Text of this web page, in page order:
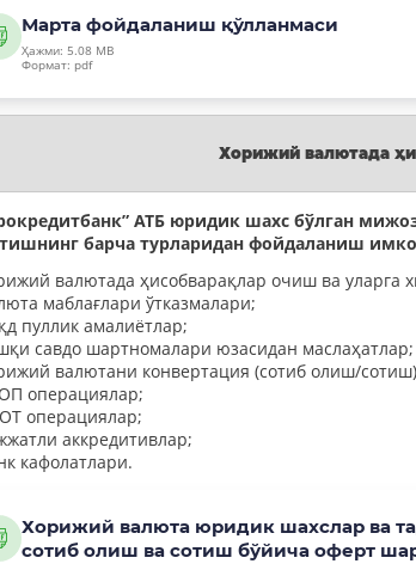
Марта фойдаланиш қўлланмаси
Ҳажми: 5.08 MB
Формат: pdf
Хорижий валютада
АТБ юридик шахс бўлган
барча турларидан фойдаланиш
валютада ҳисобварақлар очиш ва уларга
маблағлари ўтказмалари;
пуллик амалиётлар;
савдо шартномалари юзасидан маслаҳатлар;
валютани конвертация (сотиб олиш/
операциялар;
операциялар;
аккредитивлар;
кафолатлари.
Хорижий валюта юридик шахслар ва
сотиб олиш ва сотиш бўйича оферт